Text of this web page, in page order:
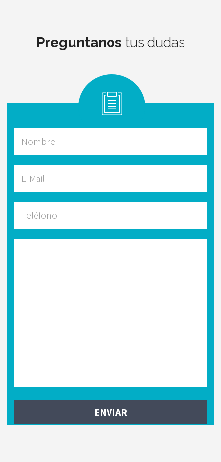
Preguntanos tus dudas